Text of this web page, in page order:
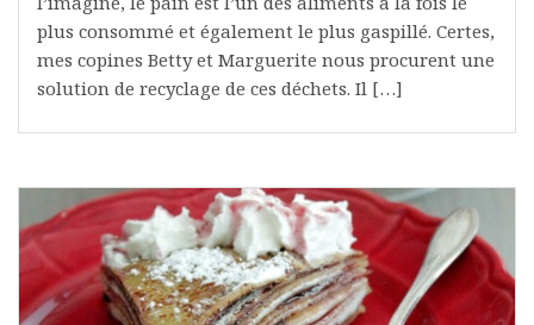
plus consommé et également le plus gaspillé. Certes,
mes copines Betty et Marguerite nous procurent une
solution de recyclage de ces déchets. Il […]